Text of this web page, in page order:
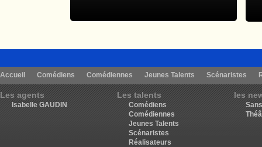
Accueil Comédiens Comédiennes Jeunes Talents Scénaristes
Les agents
Isabelle GAUDIN
Les talents
Comédiens
Comédiennes
Jeunes Talents
Scénaristes
Réalisateurs
les